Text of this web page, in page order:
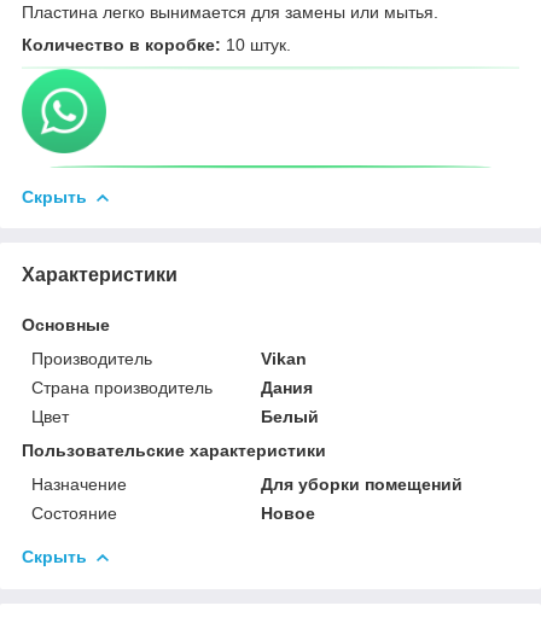
Пластина легко вынимается для замены или мытья.
Количество в коробке: 10 штук.
Скрыть
Характеристики
Основные
Производитель
Vikan
Страна производитель
Дания
Цвет
Белый
Пользовательские характеристики
Назначение
Для уборки помещений
Состояние
Новое
Скрыть